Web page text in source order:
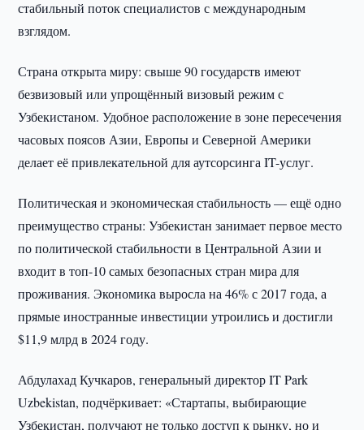
стабильный поток специалистов с международным
взглядом.
Страна открыта миру: свыше 90 государств имеют
безвизовый или упрощённый визовый режим с
Узбекистаном. Удобное расположение в зоне пересечения
часовых поясов Азии, Европы и Северной Америки
делает её привлекательной для аутсорсинга IT-услуг.
Политическая и экономическая стабильность — ещё одно
преимущество страны: Узбекистан занимает первое место
по политической стабильности в Центральной Азии и
входит в топ-10 самых безопасных стран мира для
проживания. Экономика выросла на 46% с 2017 года, а
прямые иностранные инвестиции утроились и достигли
$11,9 млрд в 2024 году.
Абдулахад Кучкаров, генеральный директор IT Park
Uzbekistan, подчёркивает: «Стартапы, выбирающие
Узбекистан, получают не только доступ к рынку, но и